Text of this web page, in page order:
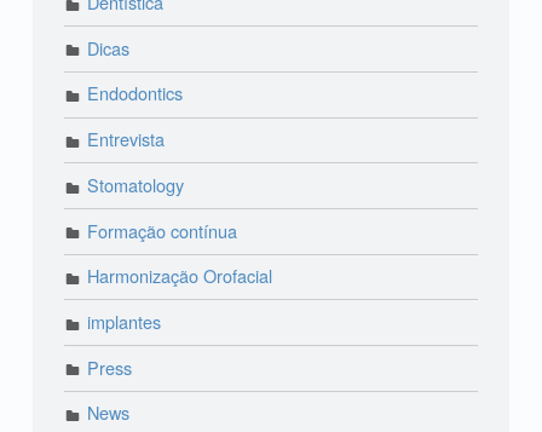
Dicas
Endodontics
Entrevista
Stomatology
Formação contínua
Harmonização Orofacial
implantes
Press
News